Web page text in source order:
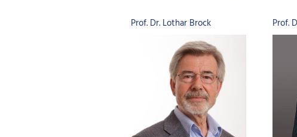
Prof. Dr. Lothar Brock Prof.